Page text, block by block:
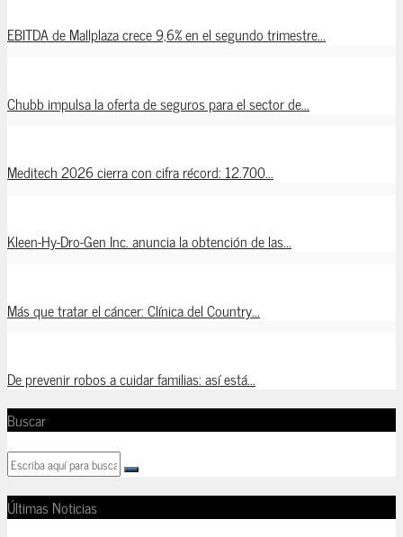
EBITDA de Mallplaza crece 9,6% en el segundo trimestre...
Chubb impulsa la oferta de seguros para el sector de...
Meditech 2026 cierra con cifra récord: 12.700...
Kleen-Hy-Dro-Gen Inc. anuncia la obtención de las...
Más que tratar el cáncer: Clínica del Country...
De prevenir robos a cuidar familias: así está...
Buscar
Últimas Noticias